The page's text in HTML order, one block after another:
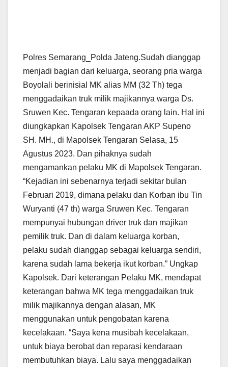
Polres Semarang_Polda Jateng.Sudah dianggap
menjadi bagian dari keluarga, seorang pria warga
Boyolali berinisial MK alias MM (32 Th) tega
menggadaikan truk milik majikannya warga Ds.
Sruwen Kec. Tengaran kepaada orang lain. Hal ini
diungkapkan Kapolsek Tengaran AKP Supeno
SH. MH., di Mapolsek Tengaran Selasa, 15
Agustus 2023. Dan pihaknya sudah
mengamankan pelaku MK di Mapolsek Tengaran.
“Kejadian ini sebenarnya terjadi sekitar bulan
Februari 2019, dimana pelaku dan Korban ibu Tin
Wuryanti (47 th) warga Sruwen Kec. Tengaran
mempunyai hubungan driver truk dan majikan
pemilik truk. Dan di dalam keluarga korban,
pelaku sudah dianggap sebagai keluarga sendiri,
karena sudah lama bekerja ikut korban.” Ungkap
Kapolsek. Dari keterangan Pelaku MK, mendapat
keterangan bahwa MK tega menggadaikan truk
milik majikannya dengan alasan, MK
menggunakan untuk pengobatan karena
kecelakaan. “Saya kena musibah kecelakaan,
untuk biaya berobat dan reparasi kendaraan
membutuhkan biaya. Lalu saya menggadaikan